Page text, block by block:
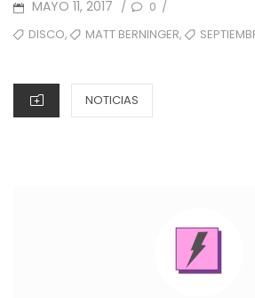
POSTED
ON
MAYO 11, 2017 / 0 /
TAGSDISCO, MATT BERNINGER,
CATEGORIES
NOTICIAS